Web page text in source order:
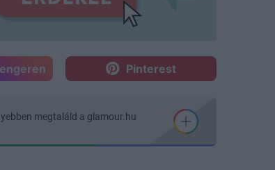
Pinterest
megtaláld a glamour.hu